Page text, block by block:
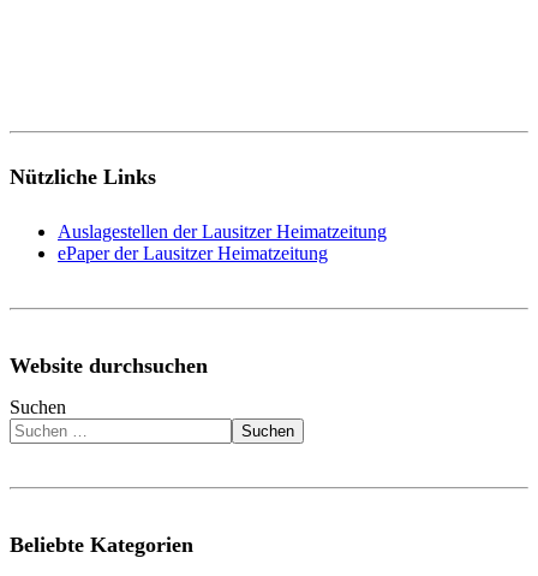
Nützliche Links
Auslagestellen der Lausitzer Heimatzeitung
ePaper der Lausitzer Heimatzeitung
Website durchsuchen
Suchen
Suchen
Beliebte Kategorien